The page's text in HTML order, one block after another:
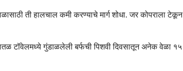
ती हालचाल कमी करण्याचे मार्ग शोधा. जर कोपराला
टॉवेलमध्ये गुंडाळलेली बर्फची पिशवी दिवसातून अनेक वेळा १५